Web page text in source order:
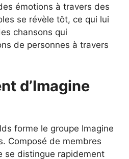
émotions à travers des
se révèle tôt, ce qui lui
chansons qui
de personnes à travers
d’Imagine
forme le groupe Imagine
Composé de membres
se distingue rapidement